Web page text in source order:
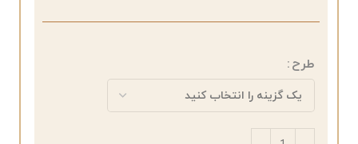
طرح